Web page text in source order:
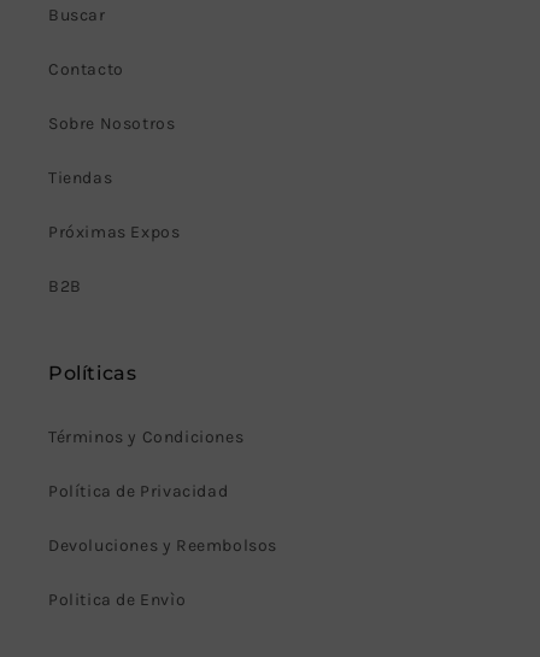
Buscar
Contacto
Sobre Nosotros
Tiendas
Próximas Expos
B2B
Políticas
Términos y Condiciones
Política de Privacidad
Devoluciones y Reembolsos
Politica de Envìo